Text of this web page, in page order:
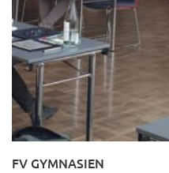
FV GYMNASIEN